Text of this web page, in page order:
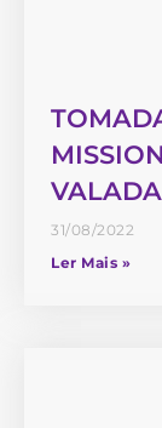
31/08/2022
Ler Mais »